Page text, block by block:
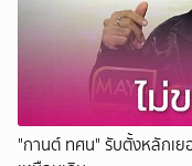
"กานต์ ทศน" รับตั้งหลักเย